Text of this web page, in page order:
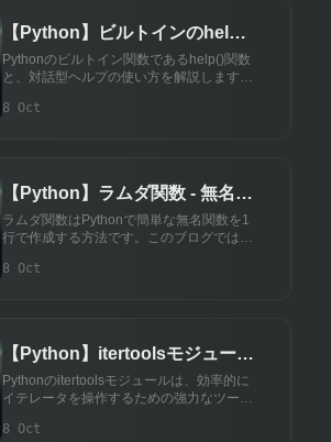
【Python】ビルトインのhelp
関数 - 対話型ヘルプについて
Pythonのビルトイン関数であるhelp()関数
と、対話型ヘルプの使い方を解説します。
ュールのドキュメントを簡単に参照し、
8 Oct
【Python】ラムダ関数 - 無名関
数を使った簡潔な記述方法
ラムダ関数はPythonで簡単な無名関数を1
行で作成する方法です。このブログでは、
ムダ関数の特徴と活用方法を解説します。
8 Oct
【Python】itertoolsモジュール
の関数 - 効率的なイテレータ操
作
Pythonのitertoolsモジュールは、効率的に
イテレータを操作するための強力なツール
具体例を交えて解説します。
8 Oct